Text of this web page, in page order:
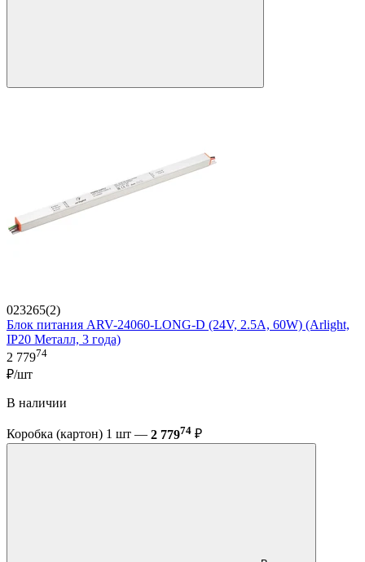
023265(2)
Блок питания ARV-24060-LONG-D (24V, 2.5A, 60W) (Arlight,
IP20 Металл, 3 года)
2 77974
₽/шт
В наличии
Коробка (картон) 1 шт — 2 77974 ₽